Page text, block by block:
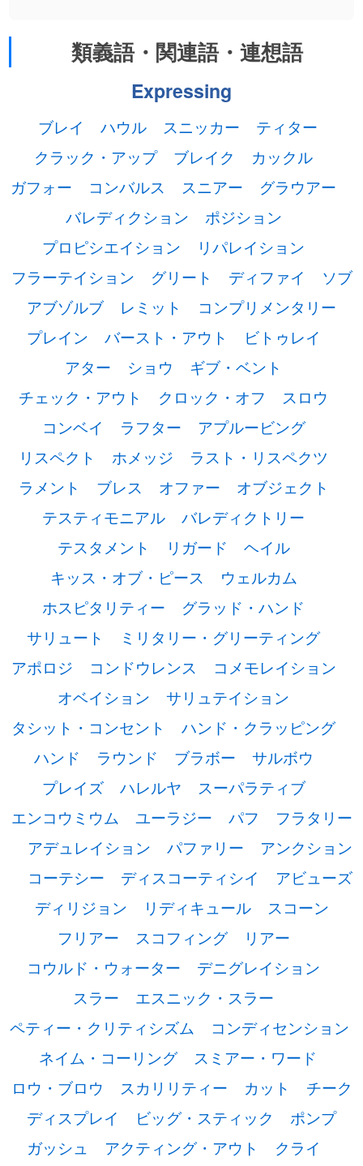
類義語・関連語・連想語
Expressing
ブレイ ハウル スニッカー
ティター
クラック・アップ
ブレイク
カックル
ガフォー
コンバルス スニアー
グラウアー
バレディクション
ポジション
プロピシエイション
リパレイション
フラーテイション
グリート ディファイ
ソブ
アブゾルブ
レミット
コンプリメンタリー
プレイン
バースト・アウト
ビトゥレイ
アター
ショウ
ギブ・ベント
チェック・アウト
クロック・オフ
スロウ
コンベイ
ラフター
アプルービング
リスペクト
ホメッジ
ラスト・リスペクツ
ラメント
ブレス オファー
オブジェクト
テスティモニアル
バレディクトリー
テスタメント
リガード
ヘイル
キッス・オブ・ピース
ウェルカム
ホスピタリティー
グラッド・ハンド
サリュート
ミリタリー・グリーティング
アポロジ
コンドウレンス
コメモレイション
オベイション
サリュテイション
タシット・コンセント
ハンド・クラッピング
ハンド
ラウンド ブラボー
サルボウ
プレイズ
ハレルヤ
スーパラティブ
エンコウミウム
ユーラジー パフ
フラタリー
アデュレイション
パファリー
アンクション
コーテシー
ディスコーティシイ
アビューズ
ディリジョン
リディキュール
スコーン
フリアー
スコフィング
リアー
コウルド・ウォーター
デニグレイション
スラー
エスニック・スラー
ペティー・クリティシズム
コンディセンション
ネイム・コーリング
スミアー・ワード
ロウ・ブロウ
スカリリティー カット
チーク
ディスプレイ
ビッグ・スティック
ポンプ
ガッシュ
アクティング・アウト
クライ